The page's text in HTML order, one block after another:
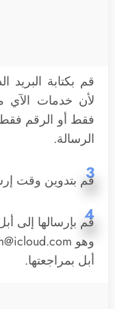
قم بكتابة البريد
لأن خدمات الآي
فقط أو الرقم
الرسالة.
3
قم بتدوين وقت
4
قم بإرسالها إلى
وهو
أبل بمراجعتها.